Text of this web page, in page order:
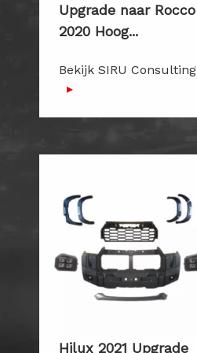
Upgrade naar Rocco
2020 Hoog...
Bekijk SIRU Consulting
▸
Hilux 2021 Upgrade